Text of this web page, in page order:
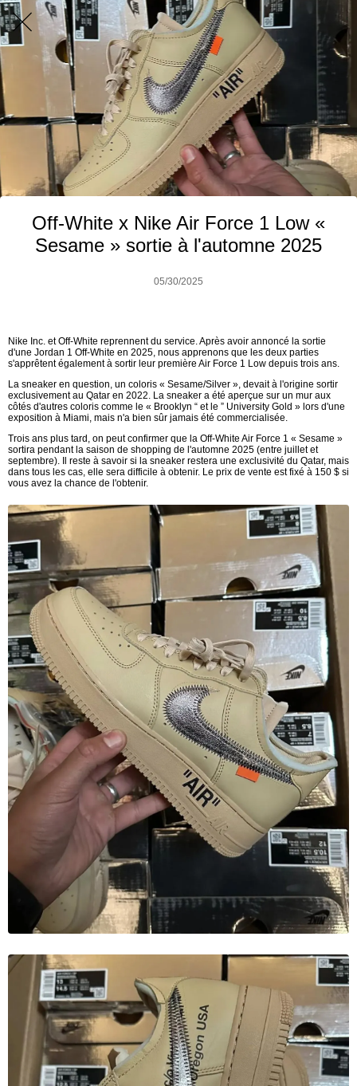
Off-White x Nike Air Force 1 Low «
Sesame » sortie à l'automne 2025
05/30/2025
Nike Inc. et Off-White reprennent du service. Après avoir annoncé la sortie
d'une Jordan 1 Off-White en 2025, nous apprenons que les deux parties
s'apprêtent également à sortir leur première Air Force 1 Low depuis trois ans.
La sneaker en question, un coloris « Sesame/Silver », devait à l'origine sortir
exclusivement au Qatar en 2022. La sneaker a été aperçue sur un mur aux
côtés d'autres coloris comme le « Brooklyn “ et le ” University Gold » lors d'une
exposition à Miami, mais n'a bien sûr jamais été commercialisée.
Trois ans plus tard, on peut confirmer que la Off-White Air Force 1 « Sesame »
sortira pendant la saison de shopping de l'automne 2025 (entre juillet et
septembre). Il reste à savoir si la sneaker restera une exclusivité du Qatar, mais
dans tous les cas, elle sera difficile à obtenir. Le prix de vente est fixé à 150 $ si
vous avez la chance de l'obtenir.